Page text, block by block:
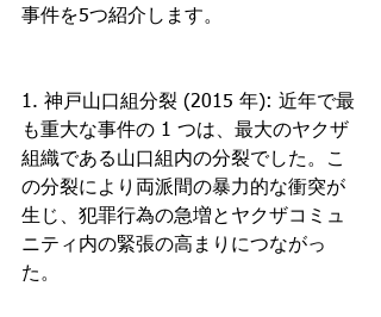
事件を5つ紹介します。
1. 神戸山口組分裂 (2015 年): 近年で最
も重大な事件の 1 つは、最大のヤクザ
組織である山口組内の分裂でした。こ
の分裂により両派間の暴力的な衝突が
生じ、犯罪行為の急増とヤクザコミュ
ニティ内の緊張の高まりにつながっ
た。